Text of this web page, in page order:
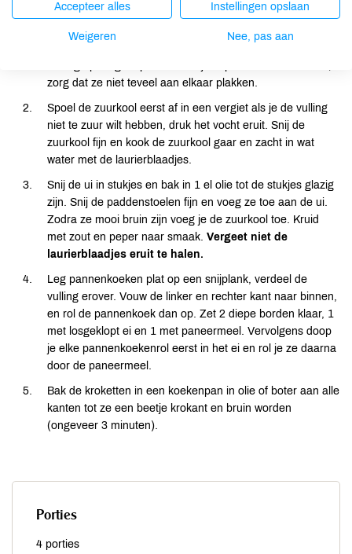
Meng de ingrediënten voor de pannenkoeken tot een glad
beslag. Bak dunne pannenkoeken (van ongeveer 20 cm
zorg dat ze niet teveel aan elkaar plakken.
Spoel de zuurkool eerst af in een vergiet als je de vulling
niet te zuur wilt hebben, druk het vocht eruit. Snij de
zuurkool fijn en kook de zuurkool gaar en zacht in wat
water met de laurierblaadjes.
Snij de ui in stukjes en bak in 1 el olie tot de stukjes glazig
zijn. Snij de paddenstoelen fijn en voeg ze toe aan de ui.
Zodra ze mooi bruin zijn voeg je de zuurkool toe. Kruid
met zout en peper naar smaak. Vergeet niet de
laurierblaadjes eruit te halen.
Leg pannenkoeken plat op een snijplank, verdeel de
vulling erover. Vouw de linker en rechter kant naar binnen,
en rol de pannenkoek dan op. Zet 2 diepe borden klaar, 1
met losgeklopt ei en 1 met paneermeel. Vervolgens doop
je elke pannenkoekenrol eerst in het ei en rol je ze daarna
door de paneermeel.
Bak de kroketten in een koekenpan in olie of boter aan alle
kanten tot ze een beetje krokant en bruin worden
(ongeveer 3 minuten).
Porties
4 porties
Accepteer alles Instellingen opslaan
Weigeren Nee, pas aan